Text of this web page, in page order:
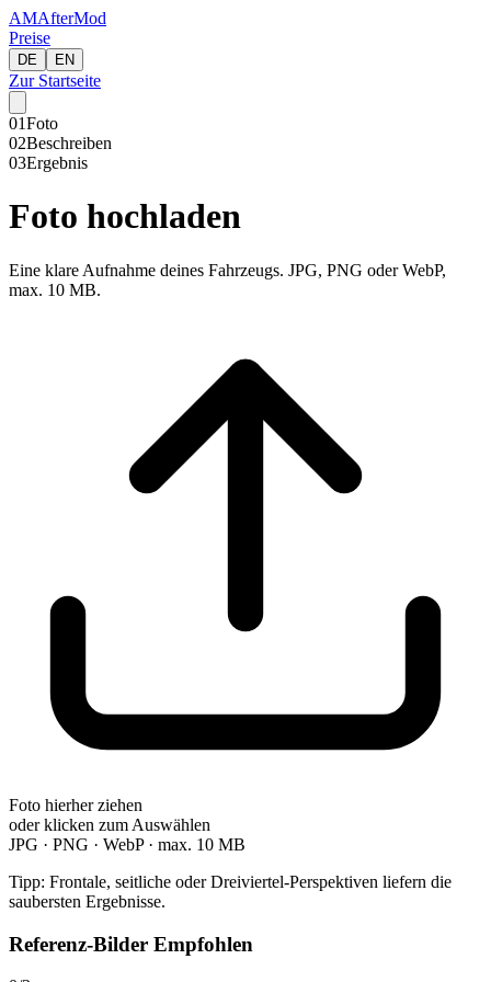
AMAfterMod
Preise
DE EN
Zur Startseite
01Foto
02Beschreiben
03Ergebnis
Foto hochladen
Eine klare Aufnahme deines Fahrzeugs. JPG, PNG oder WebP,
max. 10 MB.
Foto hierher ziehen
oder klicken zum Auswählen
JPG · PNG · WebP · max. 10 MB
Tipp: Frontale, seitliche oder Dreiviertel-Perspektiven liefern die
saubersten Ergebnisse.
Referenz-Bilder Empfohlen